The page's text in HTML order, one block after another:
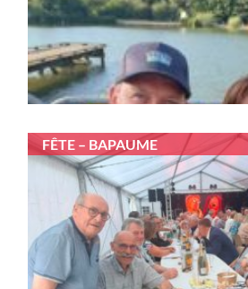
FÊTE – BAPAUME